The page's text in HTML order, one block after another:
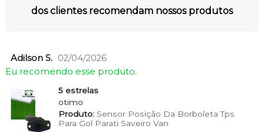
dos clientes recomendam nossos produtos
Adilson S. 02/04/2026
Eu recomendo esse produto.
5 estrelas
otimo
Produto:Sensor Posição Da Borboleta Tps
Para Gol Parati Saveiro Van